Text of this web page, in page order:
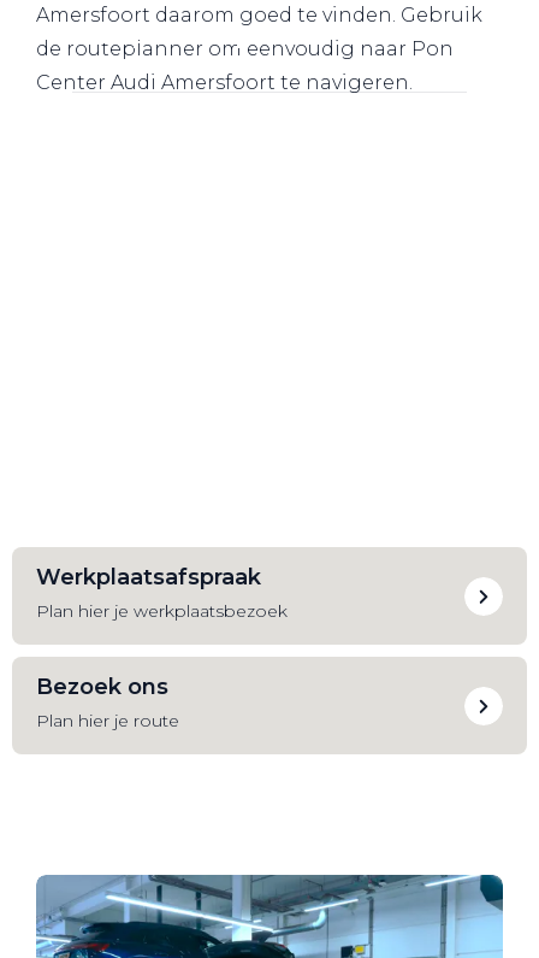
Werkplaatsafspraak
Amersfoort daarom goed te vinden. Gebruik
de routeplanner om eenvoudig naar Pon
Center Audi Amersfoort te navigeren.
Werkplaatsafspraak
Plan hier je werkplaatsbezoek
Bezoek ons
Plan hier je route